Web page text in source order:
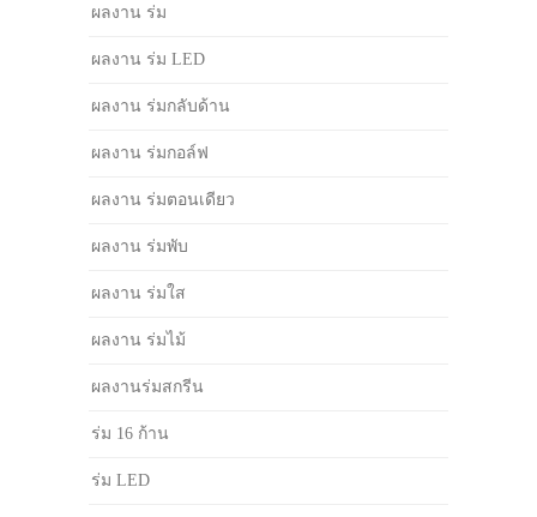
ผลงาน ร่ม
ผลงาน ร่ม LED
ผลงาน ร่มกลับด้าน
ผลงาน ร่มกอล์ฟ
ผลงาน ร่มตอนเดียว
ผลงาน ร่มพับ
ผลงาน ร่มใส
ผลงาน ร่มไม้
ผลงานร่มสกรีน
ร่ม 16 ก้าน
ร่ม LED